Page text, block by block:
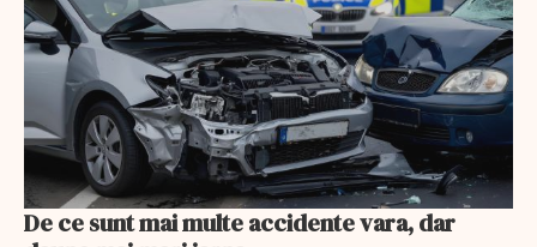
De ce sunt mai multe accidente vara, dar